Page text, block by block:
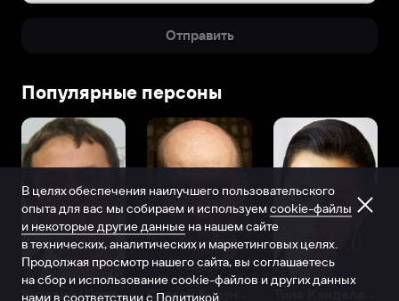
Отправить
Популярные персоны
Виталий Шляппо
В целях обеспечения наилучшего пользовательского
опыта для вас мы собираем и используем cookie-файлы
и некоторые другие данные на нашем сайте
в технических, аналитических и маркетинговых целях.
Продолжая просмотр нашего сайта, вы соглашаетесь
на сбор и использование cookie-файлов и других данных
нами в соответствии с Политикой